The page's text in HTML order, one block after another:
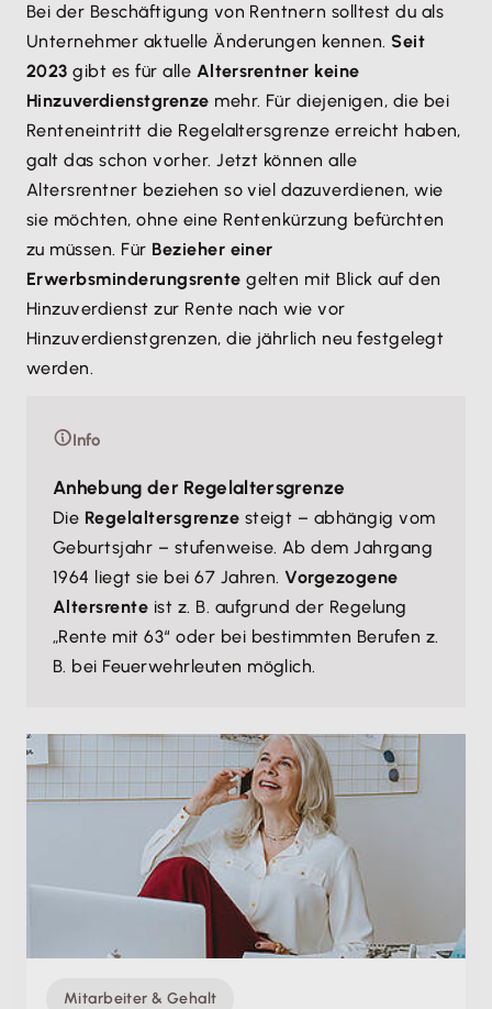
Bei der Beschäftigung von Rentnern solltest du als
Unternehmer aktuelle Änderungen kennen.Seit
2023 gibt es für alle Altersrentner keine
Hinzuverdienstgrenze mehr. Für diejenigen, die bei
Renteneintritt die Regelaltersgrenze erreicht haben,
galt das schon vorher. Jetzt können alle
Altersrentner beziehen so viel dazuverdienen, wie
sie möchten, ohne eine Rentenkürzung befürchten
zu müssen. Für Bezieher einer
Erwerbsminderungsrentegelten mit Blick auf den
Hinzuverdienst zur Rente nach wie vor
Hinzuverdienstgrenzen, die jährlich neu festgelegt
werden.
Info
Anhebung der Regelaltersgrenze
Die Regelaltersgrenze steigt – abhängig vom
Geburtsjahr – stufenweise. Ab dem Jahrgang
1964 liegt sie bei 67 Jahren. Vorgezogene
Altersrente ist z. B. aufgrund der Regelung
„Rente mit 63“ oder bei bestimmten Berufen z.
B. bei Feuerwehrleuten möglich.
Mitarbeiter & Gehalt